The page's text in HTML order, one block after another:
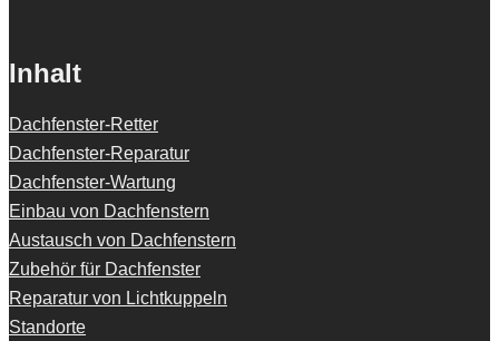
Inhalt
Dachfenster-Retter
Dachfenster-Reparatur
Dachfenster-Wartung
Einbau von Dachfenstern
Austausch von Dachfenstern
Zubehör für Dachfenster
Reparatur von Lichtkuppeln
Standorte